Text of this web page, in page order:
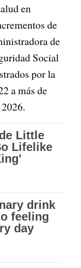
en
de
de
Social
por la
a más de